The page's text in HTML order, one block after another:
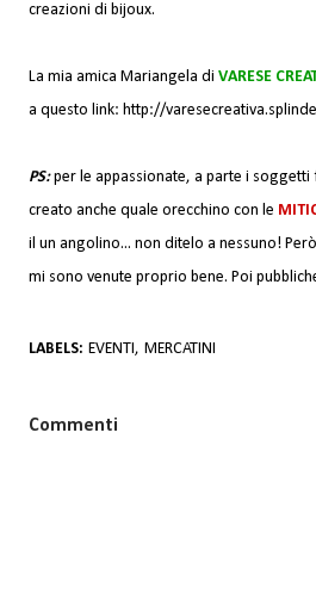
creazioni di bijoux.
La mia amica Mariangela di VARESE
a questo link: http://
PS:per le appassionate, a parte i
creato anche quale orecchino con le
il un angolino... non ditelo a nessuno!
mi sono venute proprio bene. Poi
LABELS: EVENTI MERCATINI
Commenti